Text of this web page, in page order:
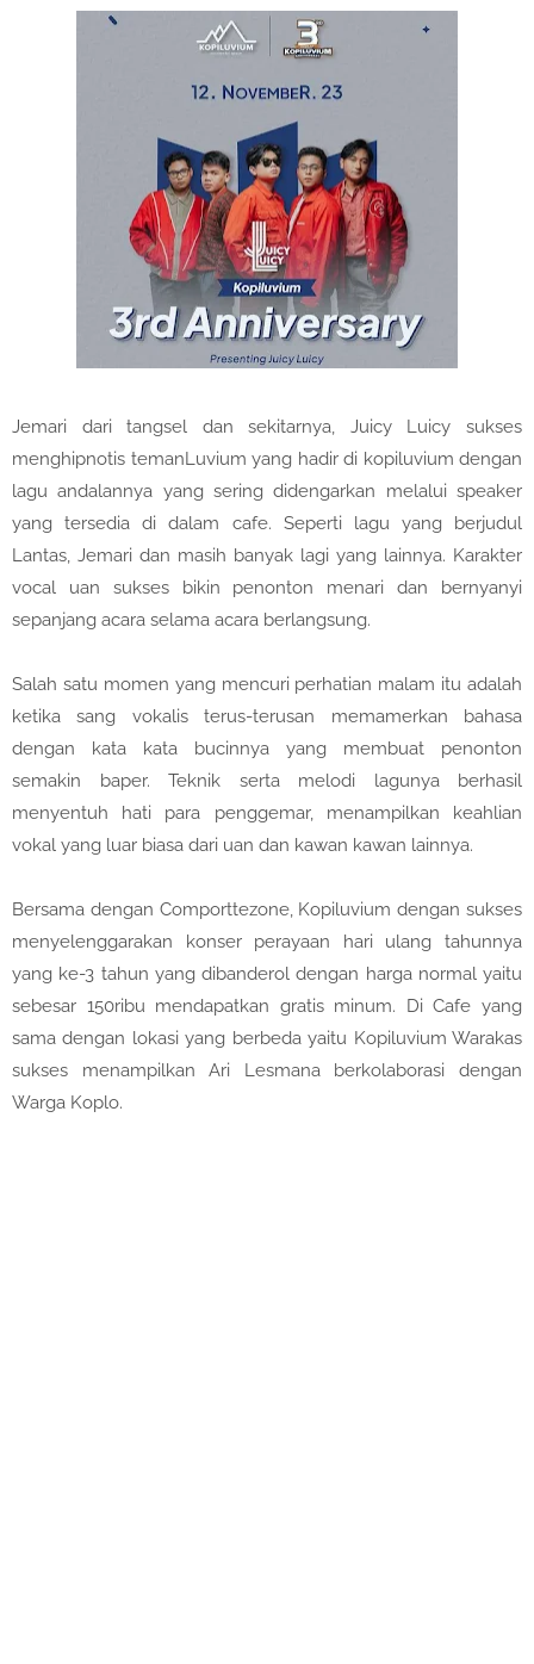
Jemari dari tangsel dan sekitarnya, Juicy Luicy sukses
menghipnotis temanLuvium yang hadir di kopiluvium dengan
lagu andalannya yang sering didengarkan melalui speaker
yang tersedia di dalam cafe. Seperti lagu yang berjudul
Lantas, Jemari dan masih banyak lagi yang lainnya. Karakter
vocal uan sukses bikin penonton menari dan bernyanyi
sepanjang acara selama acara berlangsung.
Salah satu momen yang mencuri perhatian malam itu adalah
ketika sang vokalis terus-terusan memamerkan bahasa
dengan kata kata bucinnya yang membuat penonton
semakin baper. Teknik serta melodi lagunya berhasil
menyentuh hati para penggemar, menampilkan keahlian
vokal yang luar biasa dari uan dan kawan kawan lainnya.
Bersama dengan Comporttezone, Kopiluvium dengan sukses
menyelenggarakan konser perayaan hari ulang tahunnya
yang ke-3 tahun yang dibanderol dengan harga normal yaitu
sebesar 150ribu mendapatkan gratis minum. Di Cafe yang
sama dengan lokasi yang berbeda yaitu Kopiluvium Warakas
sukses menampilkan Ari Lesmana berkolaborasi dengan
Warga Koplo.